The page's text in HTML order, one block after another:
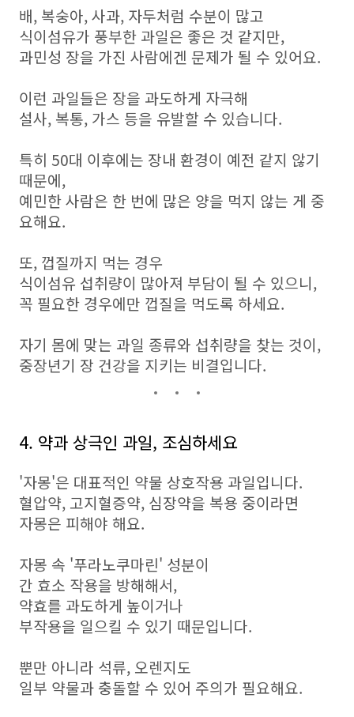
배, 복숭아, 사과, 자두처럼 수분이 많고
식이섬유가 풍부한 과일은 좋은 것 같지만,
과민성 장을 가진 사람에겐 문제가 될 수 있어요.
이런 과일들은 장을 과도하게 자극해
설사, 복통, 가스 등을 유발할 수 있습니다.
특히 50대 이후에는 장내 환경이 예전 같지 않기
때문에,
예민한 사람은 한 번에 많은 양을 먹지 않는 게 중
요해요.
또, 껍질까지 먹는 경우
식이섬유 섭취량이 많아져 부담이 될 수 있으니,
꼭 필요한 경우에만 껍질을 먹도록 하세요.
자기 몸에 맞는 과일 종류와 섭취량을 찾는 것이,
중장년기 장 건강을 지키는 비결입니다.
4. 약과 상극인 과일, 조심하세요
'자몽'은 대표적인 약물 상호작용 과일입니다.
혈압약, 고지혈증약, 심장약을 복용 중이라면
자몽은 피해야 해요.
자몽 속 '푸라노쿠마린' 성분이
간 효소 작용을 방해해서,
약효를 과도하게 높이거나
부작용을 일으킬 수 있기 때문입니다.
뿐만 아니라 석류, 오렌지도
일부 약물과 충돌할 수 있어 주의가 필요해요.